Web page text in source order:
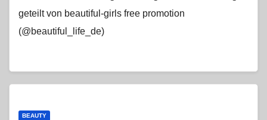
geteilt von beautiful-girls free promotion
(@beautiful_life_de)
BEAUTY